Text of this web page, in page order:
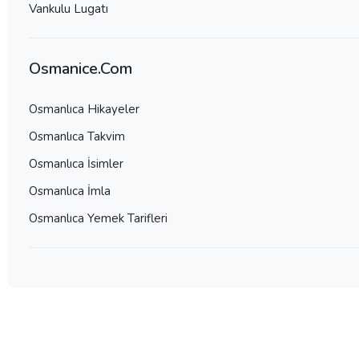
Vankulu Lugatı
Osmanice.Com
Osmanlıca Hikayeler
Osmanlıca Takvim
Osmanlıca İsimler
Osmanlıca İmla
Osmanlıca Yemek Tarifleri